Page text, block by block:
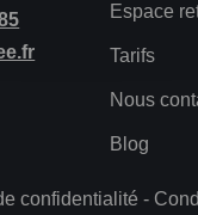
Espace
Tarifs
Nous
Blog
confidentialité -